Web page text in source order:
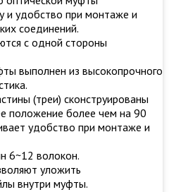
и удобство при монтаже и
соединений.
с одной стороны
выполнен из высокопрочного
(треи) сконструированы
положение более чем на 90
удобство при монтаже и
6~12 волокон.
уложить
внутри муфты.